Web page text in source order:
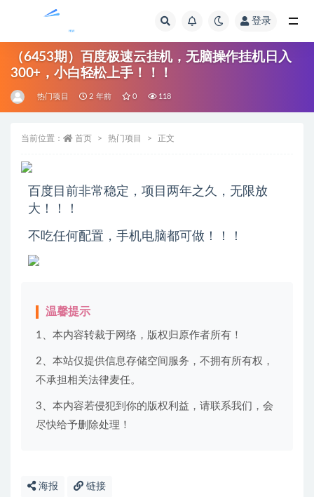
登录
（6453期）百度极速云挂机，无脑操作挂机日入
300+，小白轻松上手！！！
热门项目 2 年前 0 118
当前位置： 首页 热门项目 正文
百度目前非常稳定，项目两年之久，无限放
大！！！
不吃任何配置，手机电脑都可做！！！
温馨提示
1、本内容转裁于网络，版权归原作者所有！
2、本站仅提供信息存储空间服务，不拥有所有权，
不承担相关法律麦任。
3、本内容若侵犯到你的版权利益，请联系我们，会
尽快给予删除处理！
海报 链接